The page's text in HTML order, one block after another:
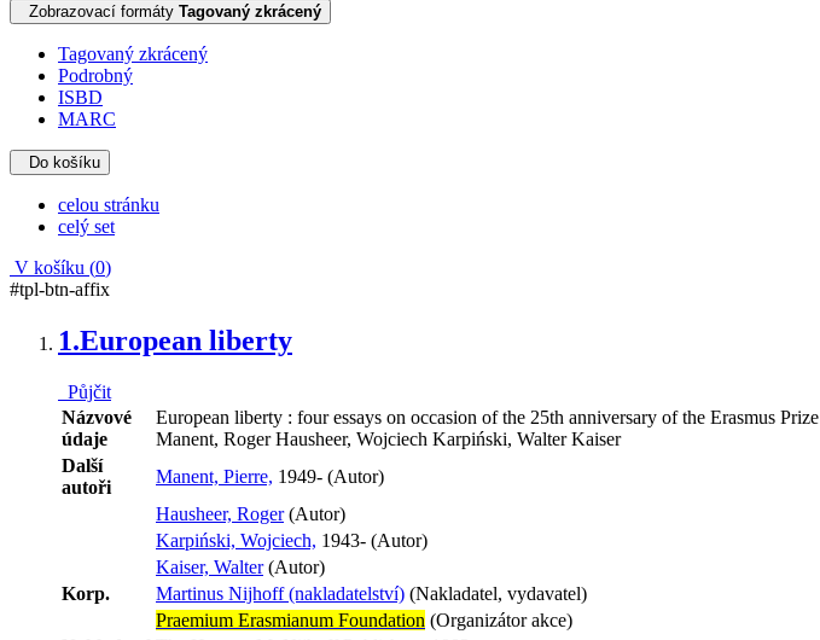
Zobrazovací formáty Tagovaný zkrácený
Tagovaný zkrácený
Podrobný
ISBD
MARC
Do košíku
celou stránku
celý set
V košíku (0)
#tpl-btn-affix
1.European liberty
Půjčit
Názvové
údaje
European liberty : four essays on occasion of the 25th anniversary of the Erasmus Prize
Manent, Roger Hausheer, Wojciech Karpiński, Walter Kaiser
Další
autoři
Manent, Pierre, 1949- (Autor)
Hausheer, Roger(Autor)
Karpiński, Wojciech, 1943- (Autor)
Kaiser, Walter(Autor)
Korp.
Martinus Nijhoff (nakladatelství) (Nakladatel, vydavatel)
Praemium Erasmianum Foundation (Organizátor akce)